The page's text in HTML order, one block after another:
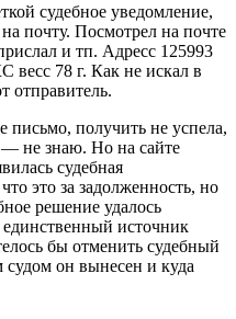
судебное уведомление,
почту. Посмотрел на почте
и тп. Адресс 125993
78 г. Как не искал в
отправитель.
письмо, получить не успела,
не знаю. Но на сайте
судебная
это за задолженность, но
решение удалось
источник
бы отменить судебный
он вынесен и куда